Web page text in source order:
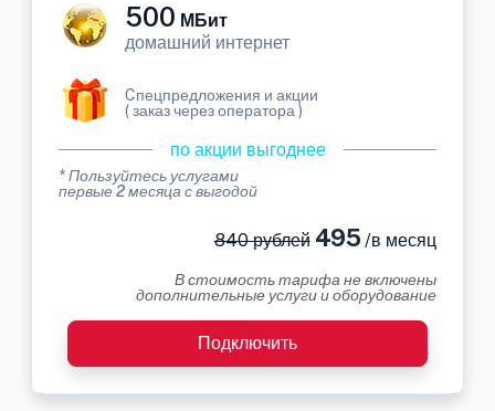
500 МБит
домашний интернет
Cпецпредложения и акции
( заказ через оператора )
по акции выгоднее
* Пользуйтесь услугами
первые 2 месяца с выгодой
840 рублей495 /в месяц
В стоимость тарифа не включены
дополнительные услуги и оборудование
Подключить